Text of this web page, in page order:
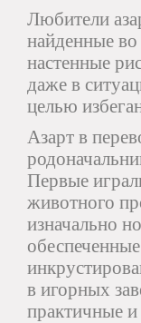
Любители
найденные
настенные
даже в
целью
Азарт в
Первые
животного
изначально
в игорных
практичные и